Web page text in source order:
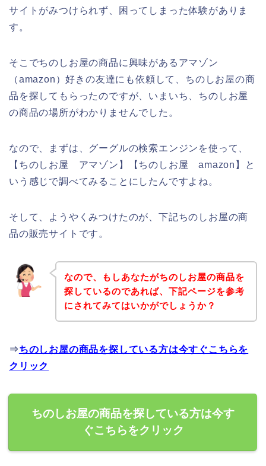
サイトがみつけられず、困ってしまった体験がありま
す。
そこでちのしお屋の商品に興味があるアマゾン
（amazon）好きの友達にも依頼して、ちのしお屋の商
品を探してもらったのですが、いまいち、ちのしお屋
の商品の場所がわかりませんでした。
なので、まずは、グーグルの検索エンジンを使って、
【ちのしお屋 アマゾン】【ちのしお屋 amazon】と
いう感じで調べてみることにしたんですよね。
そして、ようやくみつけたのが、下記ちのしお屋の商
品の販売サイトです。
なので、もしあなたがちのしお屋の商品を
探しているのであれば、下記ページを参考
にされてみてはいかがでしょうか？
⇒ちのしお屋の商品を探している方は今すぐこちらを
クリック
ちのしお屋の商品を探している方は今す
ぐこちらをクリック